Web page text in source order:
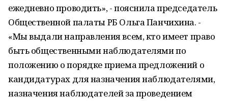
ежедневно проводить», - пояснила председатель
Общественной палаты РБ Ольга Панчихина. -
«Мы выдали направления всем, кто имеет право
быть общественными наблюдателями по
положению о порядке приема предложений о
кандидатурах для назначения наблюдателями,
назначения наблюдателей за проведением